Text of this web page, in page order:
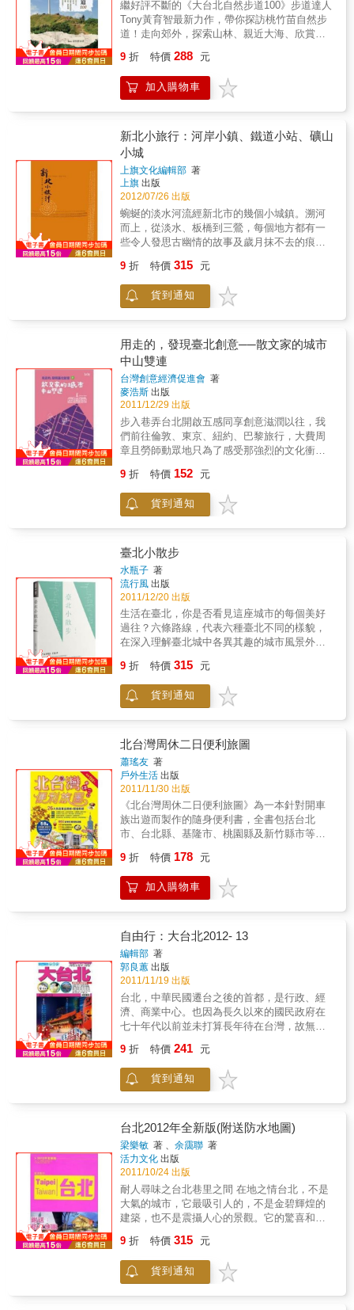
生活的表現？創意人是此一街區巷弄風情的魔
法師。隨手舉幾個例子！來到城東創意街區，
人們一定要去忠孝東路四段181巷40弄，因為
「好樣」餐廳的經營者陸續在此一巷弄上開了
好幾家具有強烈風格品味的特色店家（包括旅
店、書店、餐廳等），把那裡的街角打造成根
本像是一座小型的創意園區。另一條人們一定
之間的後巷，但這裡竟然存在「figure21手工包
房」與「atwill」兩家從事手工產品設計製作的
小店家。店門口外露在牆壁上的電錶、水管等
景觀，反而形成非常獨特的城市後巷美學。這
條小巷讓人們見識到創意人的空間巧思，以及
他們對理想的熱情與執著。城東風格：歡樂繽
紛的場域精神近十年來，不管是什麼樣的性
別、年齡與背景，越來越多創意人爭先恐後的
來到台北的鬧區，開設商店或是成立公司，各
式各樣的產業類型都有。他們正在進行「都市
是以品味、個性、原創性、價值觀與生活態度
作為空間表現的標準，創造出為數眾多的微型
世界，成為美感體驗的大觀園。台北的城東街
每十五家登記立案的公司行號，就有一家是從
事與文創產業相關的事業，其中以廣告、影視
音、設計等行業為大宗。這幾年來我個人所認
識的好幾個文創好朋友，例如張培仁、胡朝
聖、王筱杰、蕭耀、孫正華、李彥良、程湘
如、倪重華、蘇誠修、熊傳慧等人，都是以這
個街區作為發展的基地。8 9我們將此一聚落稱
之為「城東」，希望人們跳脫「東區商圈」的
的園地。不是便利商店、連鎖商店、百貨公司
與國際精品旗艦店的密度，而是創意人的密
度，決定這區塊的競爭力！「城東」是生活風
格的語言。歡樂與繽紛是它的兩大基調。歡
第一天都是從快樂的跨年倒數聲中開始。這裡
最盛大的藝文活動取名「粉樂町」（very fun
park），可愛的笑臉是它活動的logo。繽紛，則
是台北城市東邊給人的意象。在這裡，太含
蓄、太單調、太沒有自己主張的東西，很難存
活下來。繽紛意味著多層次、自由開放與吸引
力，非常適合用來形容城東創意人，他們的想
法、作法與生活都很繽紛，他們享受這樣的生
活風格。城東處於台北的商業鬧區，雖然有許
越多的創意人在創造城市的光彩，形成具有獨
特魅力的城東風格。他們的表現值得大家給予
肯定與支持。本書是紀錄城東創意街區的第一
呈現這裡的原創能量。想要探索城東創意街
區，請毫不猶豫的跟著本書所提供的地圖走。
它是街區的寶藏圖。使用這張地圖，不需要通
關密語或是過關斬將，只需要帶著喜歡創意的
心！
臺北市101個觀光亮點，涵蓋自然生態，古今建
築，藝文展演，文創設計，市集商圈及特色美
食六類景點；並為讀者規劃出10+1條主題遊
程，以及臺北最精彩的夜生活，旅遊資訊豐
繼好評不斷的《大台北自然步道100》步道達人
Tony黃育智最新力作，帶你探訪桃竹苗自然步
道！走向郊外，探索山林、親近大海、欣賞湖
海，半天寮好望角步道大海藍天盡收眼底覓
湖，峨眉湖環湖步道碧波湖色一覽無遺賞桐，
鹿寮坑桐花步道油桐如雪來一趟桃竹苗步道之
圖。每條步道都附有路程時間、步道路況、交
通資訊、附近景點、旅行建議，是很實用的自
導式手冊。作者並將100條步道依各種需求分類
規劃為：●適合親子出遊的路線●賞桐路線●水
岸路線（溪流／水圳）●湖泊路線（水庫／埤
塘）●觀海路線●森林浴路線●登山健行路線●農
業休閒園區●特殊景觀路線●單車路線●作者推
薦的10條熱門步道-------讀者可以快速索引所需
的步道資訊。
9 折 特價 288 元
加入購物車
新北小旅行：河岸小鎮、鐵道小站、礦山
小城
上旗文化編輯部 著
上旗 出版
2012/07/26 出版
蜿蜒的淡水河流經新北市的幾個小城鎮。溯河
而上，從淡水、板橋到三鶯，每個地方都有一
些令人發思古幽情的故事及歲月抹不去的痕
傳統作坊和舊商舖；以及來自南北各地的特產
小吃；令人回味不已。或者，找一個小日子，
搭上平溪線火車，穿梭於基隆河峽谷中，感受
宿，待上一夜，和藝術家聊聊天，享受山中與
世無爭的恬淡生活，找回潛藏內心的那一份渴
望寧靜。在這本書裡我們規劃了多條精采的、
可以慢慢賞遊新北市的小旅行路線，不論是陳
舊的人文老店，還是年輕人經營的老空間新店
舖，都值得你親身走訪、細細品味！
9 折 特價 315 元
貨到通知
用走的，發現臺北創意──散文家的城市
中山雙連
台灣創意經濟促進會 著
麥浩斯 出版
2011/12/29 出版
步入巷弄台北開啟五感同享創意滋潤以往，我
們前往倫敦、東京、紐約、巴黎旅行，大費周
章且勞師動眾地只為了感受那強烈的文化衝
次重複著同樣的事情。但現在可以不用這樣做
了，因為，在台北就可以找到補充美感能量的
創意聚落。近年來，這些創意聚落不斷衍生，
學院風、西門艋舺的新宿調，抑或是北投的日
本味，這些地方在文化創意產業工作者進駐
後，逐漸形成彰顯地區特色的聚落。不再是大
型百貨、國際連鎖品牌的指標，充滿台灣人創
意的個性商店如雨後春筍般不斷露出，帶來令
人喜愛的個性小物與生活態度，進而形成風格
街區，成為舒緩身心、釋放壓力、找尋感動、
咀嚼生命的最佳去處。如此美麗的轉變，使台
北誕生了11個創意街區。這些以小巷弄構築出
往前走幾步，或轉個彎、拾級而上，就能發現
另一個驚喜。就用走路認識台北吧！尤其是那
些時常經過卻未曾轉入的巷弄，不要錯過任何
一個帶來愉悅與感動的可能，以及豐富生活的
美好體驗，因為，這些存在於我們生活城市的
微小美麗，正在點滴改變著我們的生活感受。
例如中山雙連區，沿襲自日據時代的記憶，中
山北路沿線一直是台北中心的要道，是日籍菁
英聚集的場域，而這股強烈知識分子的思想意
識延續至今，在捷運中山站至雙連站沿線，發
展出獨特的新知識分子城市記憶。主張低調奢
華、創意設計、展現個性化生活風格，一群擁
有強烈個人觀點、展現自我意識的創意工作
者，在這裡落地生根，一間間個性店家就此誕
生。沿著中山長型公園兩側信步，一會兒走進
味；隔壁的「蘑菇」是簡單樸實的設計風格
店，頂著蘑菇頭的小孩帶出乾淨的小故事，平
淡中卻掩不住動人的情緒；以設計師品牌為主
的「地球樹」，相信時尚文創也可以是一種維
持公平交易正義的方式；屬於台灣原創的生活
風格品牌「The One」，不只販賣美好生活小
物，更提供滋養心靈的各式講座……。當身倦
了、心乏了，那就拐進中山雙連的巷弄裡，遠
離塵囂的寧靜，在四、五層樓高的早期民宅與
樹、楓樹，這裡是心靈暫歇的停泊處、拋開煩
憂的第一劑療方；再漫步於創意店家間，用文
化能量滋養心靈，感受被創意洗禮後的舒暢歡
愉，帶著滿足的心與能量重新出發。不是大費
周章的計畫旅行，也無需耗費大量時間金錢，
一個午後、一杯咖啡、一只小玩物、一幅手繪
插畫、一小段步行，迴旋巷弄間，起心動念，
從容自在顯現，在熟悉城市裡的小確幸，是無
需遠求的美好。享受當下的幸福，隨時出發。
本書特色1.人文風隨手小書，走到哪裡都可以
輕鬆查閱，與心情一同小旅行。2.搭配手繪地
圖並詳列創意店家位置，享受文化洗禮時不用
擔心迷失在蜿蜒曲折的巷弄裡。3.深入介紹各
創意店家，並有中英文對照，無論台北住民或
是外來旅客都能輕鬆貼近台北的創意街區文
9 折 特價 152 元
貨到通知
臺北小散步
水瓶子 著
流行風 出版
2011/12/20 出版
生活在臺北，你是否看見這座城市的每個美好
過往？六條路線，代表六種臺北不同的樣貌，
在深入理解臺北城中各異其趣的城市風景外，
的隻字片語中。本書將臺北城分為六條主題路
線，包括「神聖之路」、「主題書店之路」、
「革命精神咖啡館」、「自由主義懷舊之
微敏感的生活體驗與觀察，在他的文字導覽之
下，你將深入了解臺北城一路走來的歷程，並
感受這座城市曾有與現存的獨特風采。臺北是
座充滿故事的小城，藉由這本書，水瓶子與你
一同漫步其中。於街角巷弄中，你將窺見這座
城市的絕美風華。
9 折 特價 315 元
貨到通知
北台灣周休二日便利旅圖
蕭瑤友 著
戶外生活 出版
2011/11/30 出版
《北台灣周休二日便利旅圖》為一本針對開車
族出遊而製作的隨身便利書，全書包括台北
市、台北縣、基隆市、桃園縣及新竹縣市等五
條旅遊黃金路線，內容囊括沿線480個最熱門的
遊樂據點、390家超人氣餐飲名店及120家優質
旅店等，另搭配58幅詳細實用的地圖，絕對是
9 折 特價 178 元
加入購物車
自由行：大台北2012- 13
編輯部 著
郭良蕙 出版
2011/11/19 出版
台北，中華民國遷台之後的首都，是行政、經
濟、商業中心。也因為長久以來的國民政府在
七十年代以前並未打算長年待在台灣，故無論
事設施，卻缺乏一般基建和相關重要建設。延
至2000年以後，台灣才開始重新自我定位，從
此迅速發展出旅遊、美食、購物、遊樂等等大
評。2010年11月，台灣進行五都選舉，將台北
縣於12月25日起改名為新北市，並與台北市、
台中市、台南市、高雄市並列院轄市。大台北
旅遊工具書立刻響應規畫，範圍從此包括最新
的台北市與新北市。而在大台北旅遊，最吸引
遊客的地方當然夜市、老街、古厝、購物區、
美食街，其次就是大台北周邊的風景區。所
以，為了分享對於大台北的認知，出境遊決定
大台北分成33個區逐一介紹。從這裡不但可以
解今天的北台灣，它包括了台北市與新北市。
9 折 特價 241 元
貨到通知
台北2012年全新版(附送防水地圖)
梁樂敏 著 、余靄聯 著
活力文化 出版
2011/10/24 出版
耐人尋味之台北巷里之間 在地之情台北，不是
大氣的城市，它最吸引人的，不是金碧輝煌的
建築，也不是震攝人心的景觀。它的驚喜和多
人身上，是你得放下腳步來，細味咀嚼的城
市。有征服性的，台北的美，是一點點的，到
你發現的時候，它的吸引力己經滲得很深。獨
9 折 特價 315 元
貨到通知